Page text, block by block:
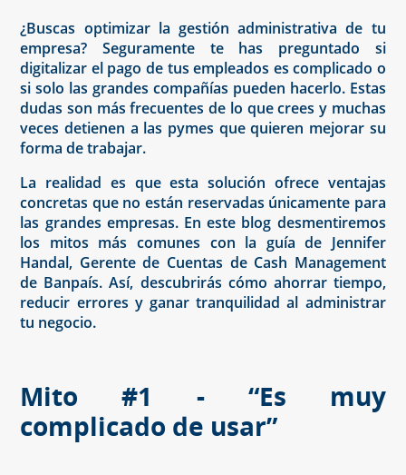
¿Buscas optimizar la gestión administrativa de tu
empresa? Seguramente te has preguntado si
digitalizar el pago de tus empleados es complicado o
si solo las grandes compañías pueden hacerlo. Estas
dudas son más frecuentes de lo que crees y muchas
veces detienen a las pymes que quieren mejorar su
forma de trabajar.
La realidad es que esta solución ofrece ventajas
concretas que no están reservadas únicamente para
las grandes empresas. En este blog desmentiremos
los mitos más comunes con la guía de Jennifer
Handal, Gerente de Cuentas de Cash Management
de Banpaís. Así, descubrirás cómo ahorrar tiempo,
reducir errores y ganar tranquilidad al administrar
tu negocio.
Mito #1 - “Es muy
complicado de usar”